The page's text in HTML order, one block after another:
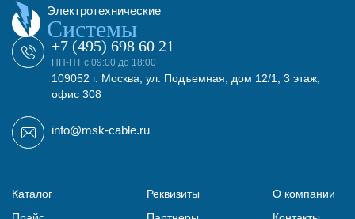
Электротехнические
Системы
+7 (495) 698 60 21
ПН-ПТ с 09:00 до 18:00
109052 г. Москва, ул. Подъемная, дом 12/1, 3 этаж,
офис 308
info@msk-cable.ru
Каталог
Реквизиты
О компании